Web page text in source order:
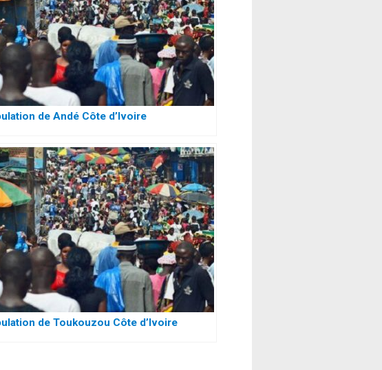
de Andé Côte d’Ivoire
de Toukouzou Côte d’Ivoire